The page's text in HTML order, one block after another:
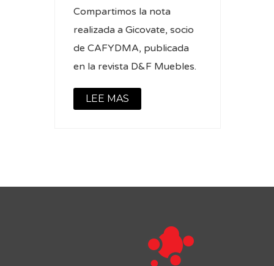
Compartimos la nota
realizada a Gicovate, socio
de CAFYDMA, publicada
en la revista D&F Muebles.
LEE MAS